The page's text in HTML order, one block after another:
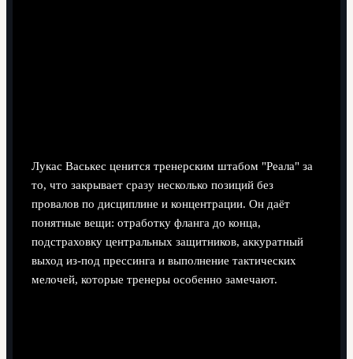
Лукас Васькес ценится тренерским штабом "Реала" за
то, что закрывает сразу несколько позиций без
провалов по дисциплине и концентрации. Он даёт
понятные вещи: отработку фланга до конца,
подстраховку центральных защитников, аккуратный
выход из-под прессинга и выполнение тактических
мелочей, которые тренеры особенно замечают.